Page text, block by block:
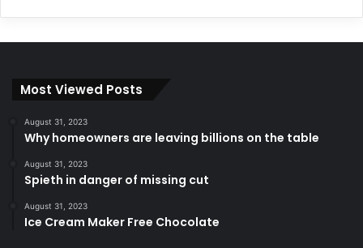
Most Viewed Posts
August 31, 2023
Why homeowners are leaving billions on the table
August 31, 2023
Spieth in danger of missing cut
August 31, 2023
Ice Cream Maker Free Chocolate